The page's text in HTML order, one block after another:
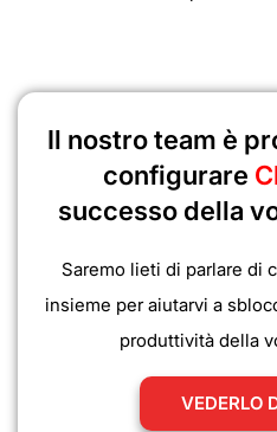
Il nostro team è
configurare
successo della
Saremo lieti di parlare di
insieme per aiutarvi a
produttività della
VEDERLO